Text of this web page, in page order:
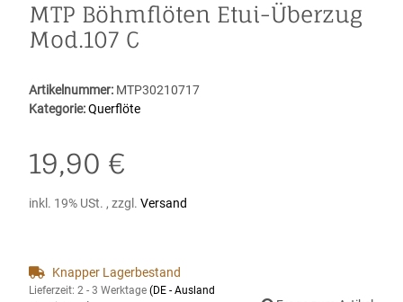
MTP Böhmflöten Etui-Überzug
Mod.107 C
Artikelnummer: MTP30210717
Kategorie:Querflöte
19,90 €
inkl. 19% USt. , zzgl. Versand
Knapper Lagerbestand
Lieferzeit: 2 - 3 Werktage (DE - Ausland